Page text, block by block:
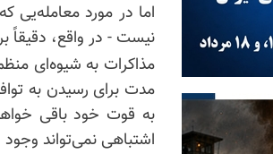
اما در مورد
نیست - در واقع، دقیقاً
مذاکرات به شیوه‌ای
مدت برای رسیدن به
به قوت خود باقی
اشتباهی نمی‌تواند